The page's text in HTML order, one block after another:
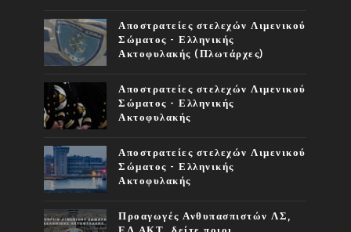
Αποστρατείες στελεχών Λιμενικού
Σώματος - Ελληνικής
Ακτοφυλακής (Πλωτάρχες)
Αποστρατείες στελεχών Λιμενικού
Σώματος - Ελληνικής
Ακτοφυλακής
Αποστρατείες στελεχών Λιμενικού
Σώματος - Ελληνικής
Ακτοφυλακής
Προαγωγές Ανθυπασπιστών ΛΣ,